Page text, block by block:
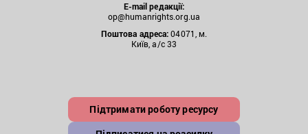
E-mail редакції:
op@humanrights.org.ua
Поштова адреса:04071, м.
Київ, а/с 33
Підтримати роботу ресурсу